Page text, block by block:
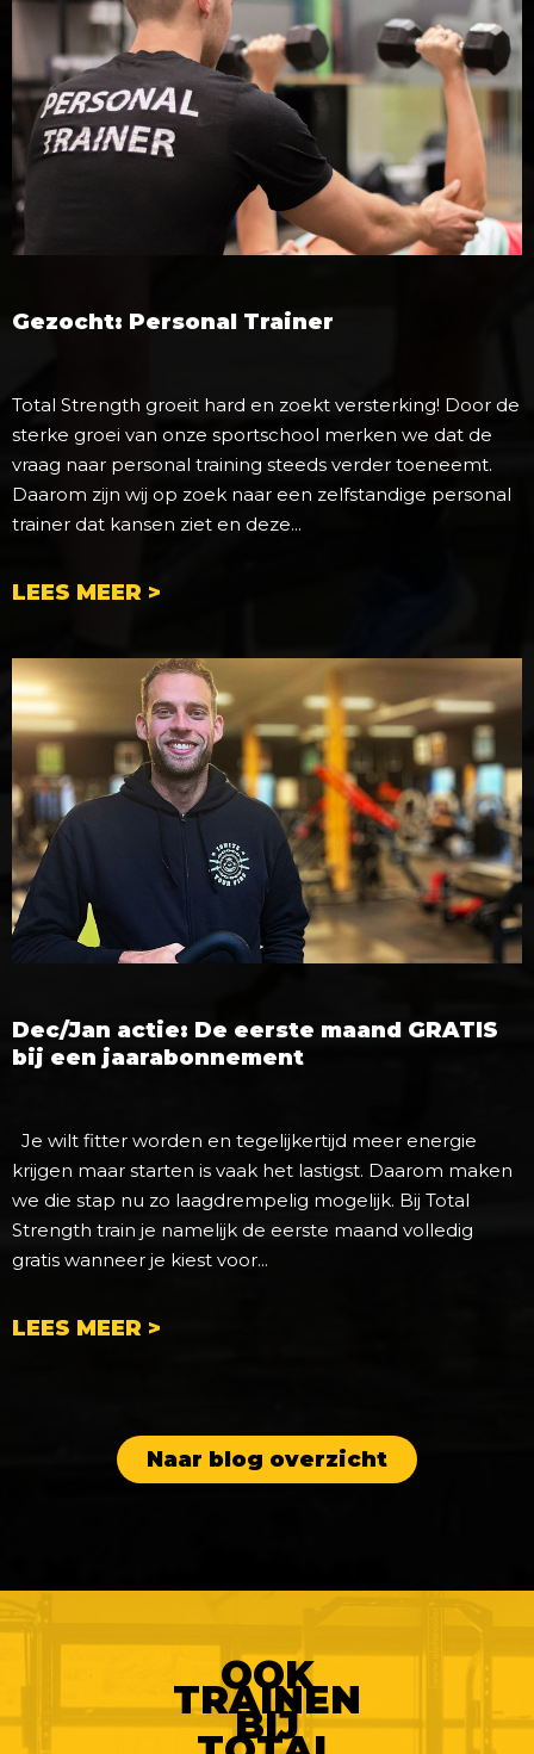
Gezocht: Personal Trainer
Total Strength groeit hard en zoekt versterking! Door de
sterke groei van onze sportschool merken we dat de
vraag naar personal training steeds verder toeneemt.
Daarom zijn wij op zoek naar een zelfstandige personal
trainer dat kansen ziet en deze...
LEES MEER >
Dec/Jan actie: De eerste maand GRATIS
bij een jaarabonnement
Je wilt fitter worden en tegelijkertijd meer energie
krijgen maar starten is vaak het lastigst. Daarom maken
we die stap nu zo laagdrempelig mogelijk. Bij Total
Strength train je namelijk de eerste maand volledig
gratis wanneer je kiest voor...
LEES MEER >
Naar blog overzicht
OOK
TRAINEN
BIJ